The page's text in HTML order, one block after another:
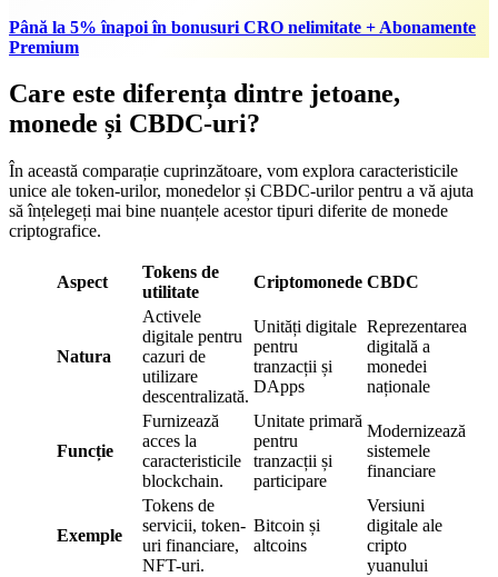
Până la 5% înapoi în bonusuri CRO nelimitate + Abonamente
Premium
Care este diferența dintre jetoane,
monede și CBDC-uri?
În această comparație cuprinzătoare, vom explora caracteristicile
unice ale token-urilor, monedelor și CBDC-urilor pentru a vă ajuta
să înțelegeți mai bine nuanțele acestor tipuri diferite de monede
criptografice.
Aspect
Tokens de
utilitate
Criptomonede CBDC
Natura
Activele
digitale pentru
cazuri de
utilizare
descentralizată.
Unități digitale
pentru
tranzacții și
DApps
Reprezentarea
digitală a
monedei
naționale
Funcție
Furnizează
acces la
caracteristicile
blockchain.
Unitate primară
pentru
tranzacții și
participare
Modernizează
sistemele
financiare
Exemple
Tokens de
servicii, token-
uri financiare,
NFT-uri.
Bitcoin și
altcoins
Versiuni
digitale ale
cripto
yuanului